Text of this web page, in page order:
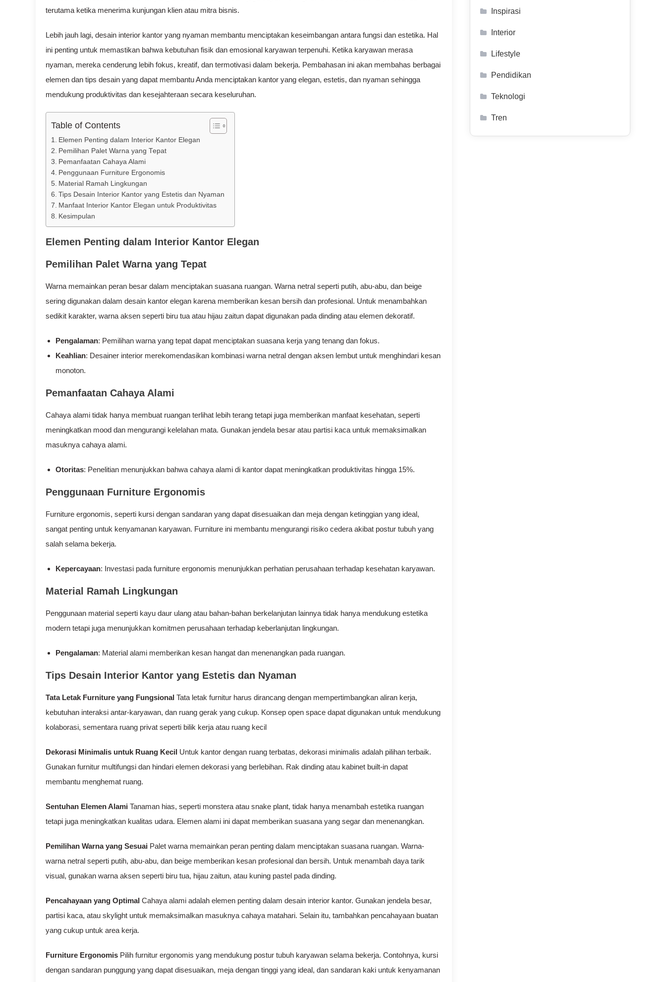
terutama ketika menerima kunjungan klien atau mitra bisnis.
Lebih jauh lagi, desain interior kantor yang nyaman membantu menciptakan keseimbangan antara fungsi dan estetika. Hal
ini penting untuk memastikan bahwa kebutuhan fisik dan emosional karyawan terpenuhi. Ketika karyawan merasa
nyaman, mereka cenderung lebih fokus, kreatif, dan termotivasi dalam bekerja. Pembahasan ini akan membahas berbagai
elemen dan tips desain yang dapat membantu Anda menciptakan kantor yang elegan, estetis, dan nyaman sehingga
mendukung produktivitas dan kesejahteraan secara keseluruhan.
Table of Contents
Elemen Penting dalam Interior Kantor Elegan
Pemilihan Palet Warna yang Tepat
Pemanfaatan Cahaya Alami
Penggunaan Furniture Ergonomis
Material Ramah Lingkungan
Tips Desain Interior Kantor yang Estetis dan Nyaman
Manfaat Interior Kantor Elegan untuk Produktivitas
Kesimpulan
Elemen Penting dalam Interior Kantor Elegan
Pemilihan Palet Warna yang Tepat
Warna memainkan peran besar dalam menciptakan suasana ruangan. Warna netral seperti putih, abu-abu, dan beige
sering digunakan dalam desain kantor elegan karena memberikan kesan bersih dan profesional. Untuk menambahkan
sedikit karakter, warna aksen seperti biru tua atau hijau zaitun dapat digunakan pada dinding atau elemen dekoratif.
Pengalaman: Pemilihan warna yang tepat dapat menciptakan suasana kerja yang tenang dan fokus.
Keahlian: Desainer interior merekomendasikan kombinasi warna netral dengan aksen lembut untuk menghindari kesan
monoton.
Pemanfaatan Cahaya Alami
Cahaya alami tidak hanya membuat ruangan terlihat lebih terang tetapi juga memberikan manfaat kesehatan, seperti
meningkatkan mood dan mengurangi kelelahan mata. Gunakan jendela besar atau partisi kaca untuk memaksimalkan
masuknya cahaya alami.
Otoritas: Penelitian menunjukkan bahwa cahaya alami di kantor dapat meningkatkan produktivitas hingga 15%.
Penggunaan Furniture Ergonomis
Furniture ergonomis, seperti kursi dengan sandaran yang dapat disesuaikan dan meja dengan ketinggian yang ideal,
sangat penting untuk kenyamanan karyawan. Furniture ini membantu mengurangi risiko cedera akibat postur tubuh yang
salah selama bekerja.
Kepercayaan: Investasi pada furniture ergonomis menunjukkan perhatian perusahaan terhadap kesehatan karyawan.
Material Ramah Lingkungan
Penggunaan material seperti kayu daur ulang atau bahan-bahan berkelanjutan lainnya tidak hanya mendukung estetika
modern tetapi juga menunjukkan komitmen perusahaan terhadap keberlanjutan lingkungan.
Pengalaman: Material alami memberikan kesan hangat dan menenangkan pada ruangan.
Tips Desain Interior Kantor yang Estetis dan Nyaman
Tata Letak Furniture yang Fungsional Tata letak furnitur harus dirancang dengan mempertimbangkan aliran kerja,
kebutuhan interaksi antar-karyawan, dan ruang gerak yang cukup. Konsep open space dapat digunakan untuk mendukung
kolaborasi, sementara ruang privat seperti bilik kerja atau ruang kecil
Dekorasi Minimalis untuk Ruang Kecil Untuk kantor dengan ruang terbatas, dekorasi minimalis adalah pilihan terbaik.
Gunakan furnitur multifungsi dan hindari elemen dekorasi yang berlebihan. Rak dinding atau kabinet built-in dapat
membantu menghemat ruang.
Sentuhan Elemen Alami Tanaman hias, seperti monstera atau snake plant, tidak hanya menambah estetika ruangan
tetapi juga meningkatkan kualitas udara. Elemen alami ini dapat memberikan suasana yang segar dan menenangkan.
Pemilihan Warna yang Sesuai Palet warna memainkan peran penting dalam menciptakan suasana ruangan. Warna-
warna netral seperti putih, abu-abu, dan beige memberikan kesan profesional dan bersih. Untuk menambah daya tarik
visual, gunakan warna aksen seperti biru tua, hijau zaitun, atau kuning pastel pada dinding.
Pencahayaan yang Optimal Cahaya alami adalah elemen penting dalam desain interior kantor. Gunakan jendela besar,
partisi kaca, atau skylight untuk memaksimalkan masuknya cahaya matahari. Selain itu, tambahkan pencahayaan buatan
yang cukup untuk area kerja.
Furniture Ergonomis Pilih furnitur ergonomis yang mendukung postur tubuh karyawan selama bekerja. Contohnya, kursi
dengan sandaran punggung yang dapat disesuaikan, meja dengan tinggi yang ideal, dan sandaran kaki untuk kenyamanan
Inspirasi
Interior
Lifestyle
Pendidikan
Teknologi
Tren